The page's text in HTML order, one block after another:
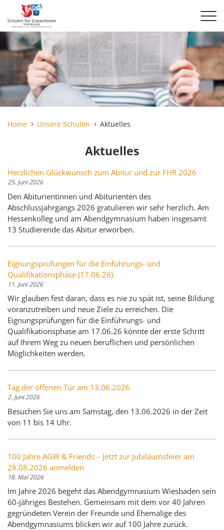
Home Unsere Schulen Aktuelles
Aktuelles
Herzlichen Glückwunsch zum Abitur und zur FHR 2026
25. Juni 2026
Den Abiturientinnen und Abiturienten des
Abschlussjahrgangs 2026 gratulieren wir sehr herzlich. Am
Hessenkolleg und am Abendgymnasium haben insgesamt
13 Studierende das Abitur erworben.
Eignungsprüfungen für die Einführungs- und
Qualifikationsphase (17.06.26)
11. Juni 2026
Wir glauben fest daran, dass es nie zu spät ist, seine Bildung
voranzutreiben und neue Ziele zu erreichen. Die
Eignungsprüfungen für die Einführungs- und
Qualifikationsphase am 17.06.26 könnte der erste Schritt
auf Ihrem Weg zu neuen beruflichen und persönlichen
Möglichkeiten werden.
Tag der offenen Tür am 13.06.2026
2. Juni 2026
Besuchen Sie uns am Samstag, den 13.06.2026 in der Zeit
von 11 bis 14 Uhr.
100 Jahre AGW & Friends – Jetzt zur Jubiläumsfeier am
28.08.2026 anmelden
18. Mai 2026
Im Jahre 2026 begeht das Abendgymnasium Wiesbaden sein
60-jähriges Bestehen. Gemeinsam mit dem vor 40 Jahren
gegründeten Verein der Freunde und Ehemalige des
Abendgymnasiums blicken wir auf 100 Jahre zurück.